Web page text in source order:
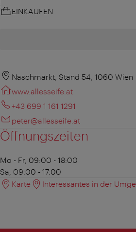
EINKAUFEN
Naschmarkt, Stand 54, 1060 Wien
www.allesseife.at
+43 699 1 161 1291
peter@allesseife.at
Öffnungszeiten
Mo - Fr, 09:00 - 18:00
Sa, 09:00 - 17:00
Karte
Interessantes in der